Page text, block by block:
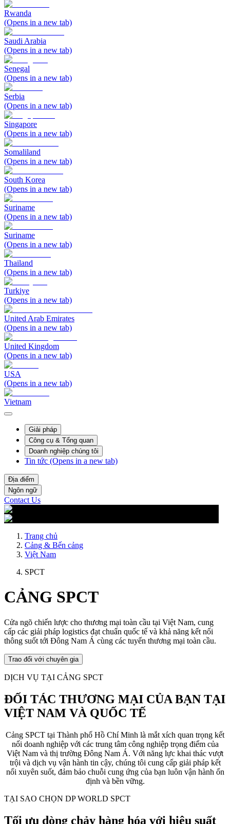
Rwanda
(Opens in a new tab)
Saudi Arabia
(Opens in a new tab)
Senegal
(Opens in a new tab)
Serbia
(Opens in a new tab)
Singapore
(Opens in a new tab)
Somaliland
(Opens in a new tab)
South Korea
(Opens in a new tab)
Suriname
(Opens in a new tab)
Suriname
(Opens in a new tab)
Thailand
(Opens in a new tab)
Turkiye
(Opens in a new tab)
United Arab Emirates
(Opens in a new tab)
United Kingdom
(Opens in a new tab)
USA
(Opens in a new tab)
Vietnam
Giải pháp
Công cụ & Tổng quan
Doanh nghiệp chúng tôi
Tin tức (Opens in a new tab)
Địa điểm
Ngôn ngữ
Contact Us
Trang chủ
Cảng & Bến cảng
Việt Nam
SPCT
CẢNG SPCT
Cửa ngõ chiến lược cho thương mại toàn cầu tại Việt Nam, cung
cấp các giải pháp logistics đạt chuẩn quốc tế và khả năng kết nối
thông suốt tới Đông Nam Á cùng các tuyến thương mại toàn cầu.
Trao đổi với chuyên gia
DỊCH VỤ TẠI CẢNG SPCT
ĐỐI TÁC THƯƠNG MẠI CỦA BẠN TẠI
VIỆT NAM VÀ QUỐC TẾ
Cảng SPCT tại Thành phố Hồ Chí Minh là mắt xích quan trọng kết
nối doanh nghiệp với các trung tâm công nghiệp trọng điểm của
Việt Nam và thị trường Đông Nam Á. Với năng lực khai thác vượt
trội và dịch vụ vận hành tin cậy, chúng tôi cung cấp giải pháp kết
nối xuyên suốt, đảm bảo chuỗi cung ứng của bạn luôn vận hành ổn
định và bền vững.
TẠI SAO CHỌN DP WORLD SPCT
Tối ưu dòng chảy hàng hóa với hiệu suất